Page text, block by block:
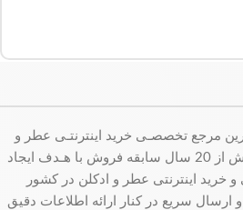
مرجع تخصصـی خرید اینترنتـی عطر و
ادکلن و آرایشی بهداشتی با بیش از 20 سال سابقه فروش با هـدف ایجاد
خرید اینترنتی عطر و ادکلن در کشور
سریع در کنار ارائه اطلاعات دقیق